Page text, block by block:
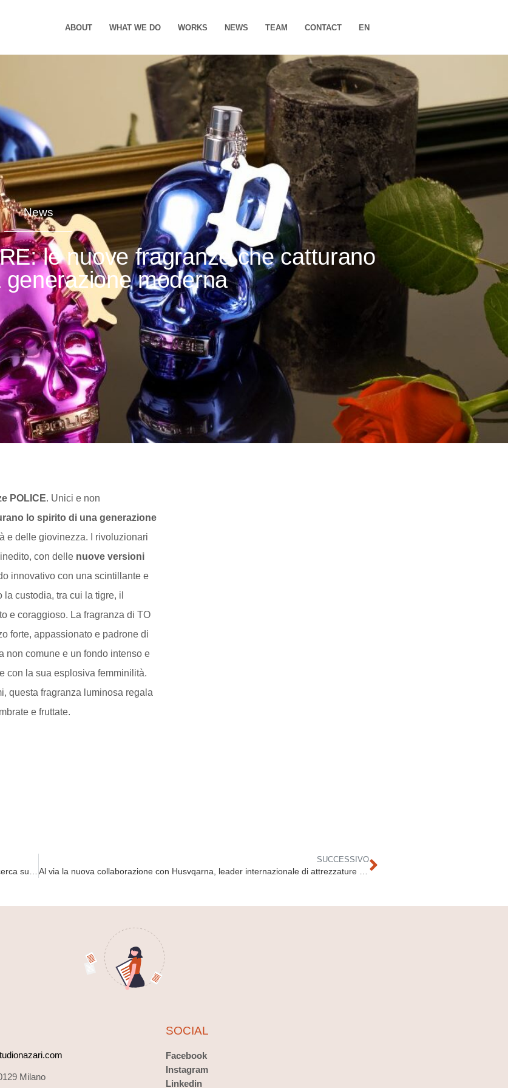
ABOUT WHAT WE DO WORKS NEWS TEAM CONTACT EN
News
le nuove fragranze che catturano
moderna
POLICE. Unici e non
lo spirito di una generazione
e delle giovinezza. I rivoluzionari
con delle nuove versioni
innovativo con una scintillante e
custodia, tra cui la tigre, il
e coraggioso. La fragranza di TO
forte, appassionato e padrone di
non comune e un fondo intenso e
con la sua esplosiva femminilità.
questa fragranza luminosa regala
e fruttate.
SUCCESSIVO
Milano
SOCIAL
Facebook
Instagram
Linkedin